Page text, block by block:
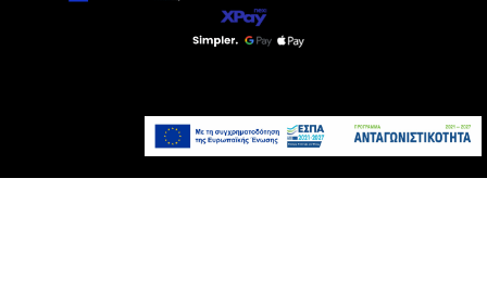
Προσθήκη στο καλάθι